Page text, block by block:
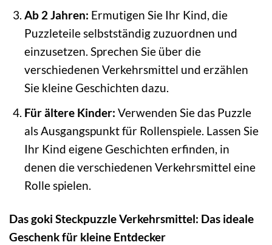
Ab 2 Jahren: Ermutigen Sie Ihr Kind, die
Puzzleteile selbstständig zuzuordnen und
einzusetzen. Sprechen Sie über die
verschiedenen Verkehrsmittel und erzählen
Sie kleine Geschichten dazu.
Für ältere Kinder: Verwenden Sie das Puzzle
als Ausgangspunkt für Rollenspiele. Lassen Sie
Ihr Kind eigene Geschichten erfinden, in
denen die verschiedenen Verkehrsmittel eine
Rolle spielen.
Das goki Steckpuzzle Verkehrsmittel: Das ideale
Geschenk für kleine Entdecker